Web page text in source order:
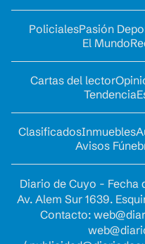
PolicialesPasión
El Mundo
Cartas del lector
Tendencia
ClasificadosInmuebles
Avisos
Diario de Cuyo - Fecha
Av. Alem Sur 1639.
Contacto: